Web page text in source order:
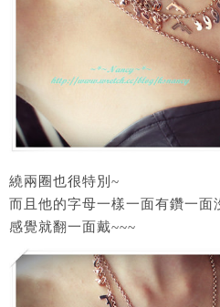
繞兩圈也很特別~
而且他的字母一樣一面有鑽一面
感覺就翻一面戴~~~